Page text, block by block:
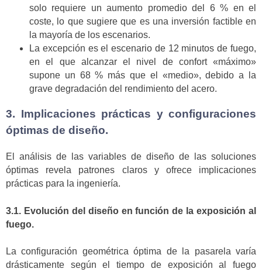
solo requiere un aumento promedio del 6 % en el
coste, lo que sugiere que es una inversión factible en
la mayoría de los escenarios.
La excepción es el escenario de 12 minutos de fuego,
en el que alcanzar el nivel de confort «máximo»
supone un 68 % más que el «medio», debido a la
grave degradación del rendimiento del acero.
3. Implicaciones prácticas y configuraciones
óptimas de diseño.
El análisis de las variables de diseño de las soluciones
óptimas revela patrones claros y ofrece implicaciones
prácticas para la ingeniería.
3.1. Evolución del diseño en función de la exposición al
fuego.
La configuración geométrica óptima de la pasarela varía
drásticamente según el tiempo de exposición al fuego